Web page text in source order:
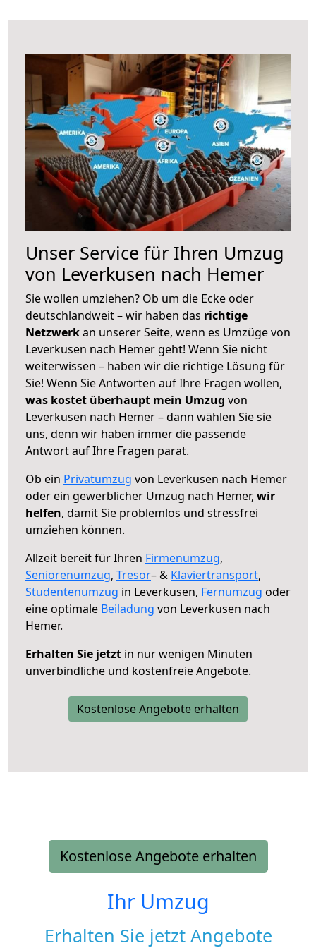
Unser Service für Ihren Umzug
von Leverkusen nach Hemer
Sie wollen umziehen? Ob um die Ecke oder
deutschlandweit – wir haben das richtige
Netzwerkan unserer Seite, wenn es Umzüge von
Leverkusen nach Hemer geht! Wenn Sie nicht
weiterwissen – haben wir die richtige Lösung für
Sie! Wenn Sie Antworten auf Ihre Fragen wollen,
was kostet überhaupt mein Umzug von
Leverkusen nach Hemer – dann wählen Sie sie
uns, denn wir haben immer die passende
Antwort auf Ihre Fragen parat.
Ob ein Privatumzug von Leverkusen nach Hemer
oder ein gewerblicher Umzug nach Hemer, wir
helfen, damit Sie problemlos und stressfrei
umziehen können.
Allzeit bereit für Ihren Firmenumzug,
Seniorenumzug, Tresor– & Klaviertransport,
Studentenumzug in Leverkusen, Fernumzug oder
eine optimale Beiladung von Leverkusen nach
Hemer.
Erhalten Sie jetzt in nur wenigen Minuten
unverbindliche und kostenfreie Angebote.
Kostenlose Angebote erhalten
Kostenlose Angebote erhalten
Ihr Umzug
Erhalten Sie jetzt Angebote